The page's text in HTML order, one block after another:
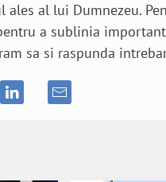
al lui Dumnezeu.
a sublinia
sa si raspunda